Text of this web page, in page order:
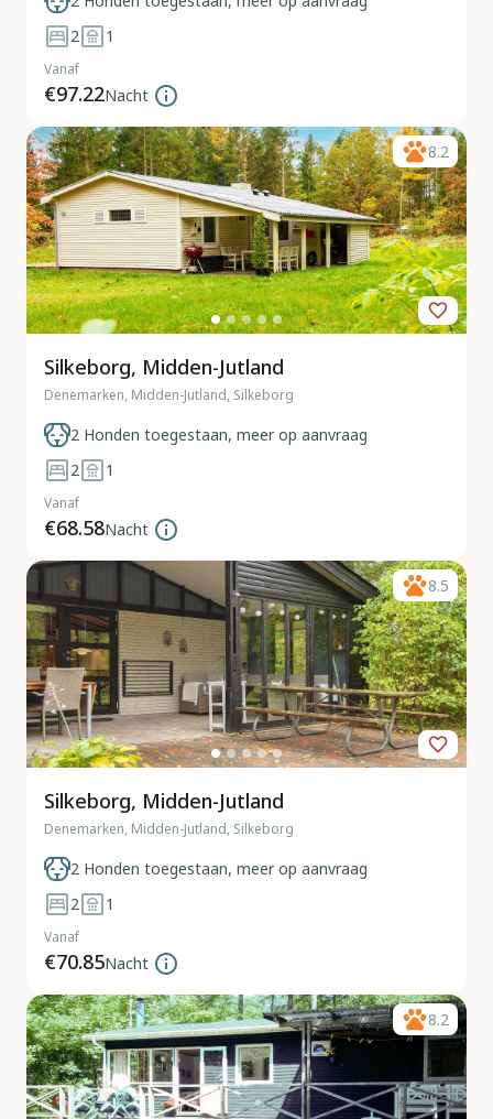
2
1
Vanaf
€97.22Nacht
8.2
Silkeborg, Midden-Jutland
Denemarken, Midden-Jutland, Silkeborg
2 Honden toegestaan, meer op aanvraag
2
1
Vanaf
€68.58Nacht
8.5
Silkeborg, Midden-Jutland
Denemarken, Midden-Jutland, Silkeborg
2 Honden toegestaan, meer op aanvraag
2
1
Vanaf
€70.85Nacht
8.2